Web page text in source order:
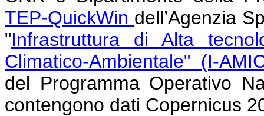
TEP-QuickWin dell’Agenzia
"Infrastruttura di Alta
Climatico-Ambientale" (I-
del Programma Operativo
contengono dati Copernicus